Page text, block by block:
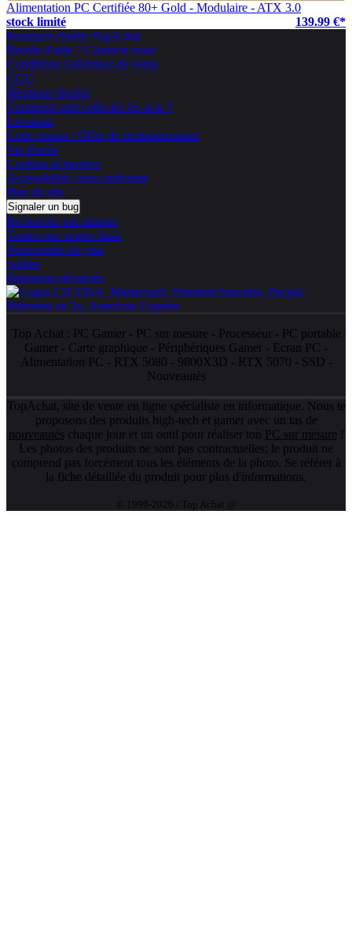
Alimentation PC Certifiée 80+ Gold - Modulaire - ATX 3.0
stock limité
139.99 €*
Pourquoi choisir TopAchat
Besoin d'aide ? Contacte nous
Conditions Générales de vente
CGU
Mentions légales
Comment sont collectés les avis ?
Livraison
Code promo / Offre de remboursement
Vie Privée
Cookies et trackers
Accessibilité : non conforme
Plan du site
Signaler un bug
Recherche par marque
Toutes nos ventes flash
Nouveautés du jour
Soldes
Paiements sécurisés
Top Achat : PC Gamer- PC sur mesure - Processeur- PC portable
Gamer - Carte graphique - Périphériques Gamer - Ecran PC -
Alimentation PC - RTX 5080 - 9800X3D - RTX 5070 - SSD -
Nouveautés
TopAchat, site de vente en ligne spécialiste en informatique. Nous te
proposons des produits high-tech et gamer avec un tas de
nouveautés chaque jour et un outil pour réaliser ton PC sur mesure !
Les photos des produits ne sont pas contractuelles; le produit ne
comprend pas forcément tous les éléments de la photo. Se référer à
la fiche détaillée du produit pour plus d'informations.
© 1999-2026 / Top Achat @